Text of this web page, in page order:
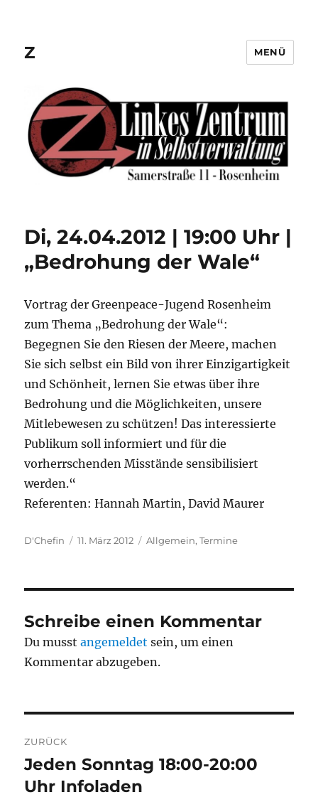
Z MENÜ
Di, 24.04.2012 | 19:00 Uhr |
„Bedrohung der Wale“
Vortrag der Greenpeace-Jugend Rosenheim
zum Thema „Bedrohung der Wale“:
Begegnen Sie den Riesen der Meere, machen
Sie sich selbst ein Bild von ihrer Einzigartigkeit
und Schönheit, lernen Sie etwas über ihre
Bedrohung und die Möglichkeiten, unsere
Mitlebewesen zu schützen! Das interessierte
Publikum soll informiert und für die
vorherrschenden Misstände sensibilisiert
werden.“
Referenten: Hannah Martin, David Maurer
Autor
D'Chefin
Veröffentlicht
11. März 2012 Kategorien
Allgemein,Termine
Schreibe einen Kommentar
Du musstangemeldet sein, um einen
Kommentar abzugeben.
ZURÜCK
Vorheriger
Beitrag:
Jeden Sonntag 18:00-20:00
Uhr Infoladen